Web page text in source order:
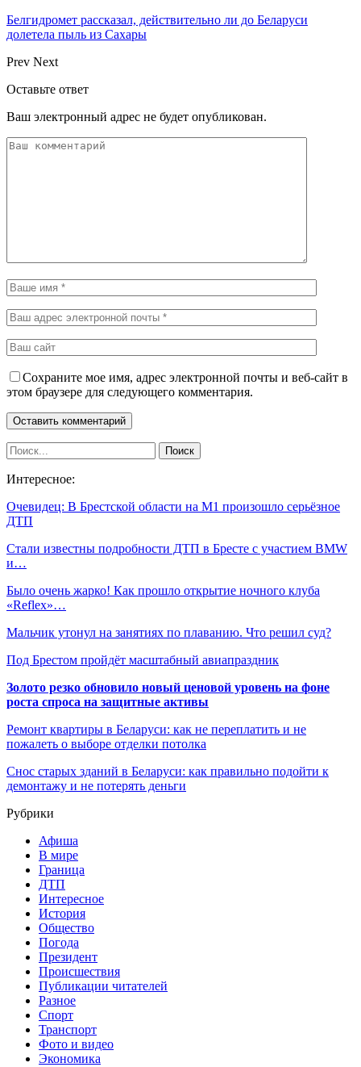
Белгидромет рассказал, действительно ли до Беларуси
долетела пыль из Сахары
Prev Next
Оставьте ответ
Ваш электронный адрес не будет опубликован.
Сохраните мое имя, адрес электронной почты и веб-сайт в
этом браузере для следующего комментария.
Интересное:
Очевидец: В Брестской области на М1 произошло серьёзное
ДТП
Стали известны подробности ДТП в Бресте с участием BMW
и…
Было очень жарко! Как прошло открытие ночного клуба
«Reflex»…
Мальчик утонул на занятиях по плаванию. Что решил суд?
Под Брестом пройдёт масштабный авиапраздник
Золото резко обновило новый ценовой уровень на фоне
роста спроса на защитные активы
Ремонт квартиры в Беларуси: как не переплатить и не
пожалеть о выборе отделки потолка
Снос старых зданий в Беларуси: как правильно подойти к
демонтажу и не потерять деньги
Рубрики
Афиша
В мире
Граница
ДТП
Интересное
История
Общество
Погода
Президент
Происшествия
Публикации читателей
Разное
Спорт
Транспорт
Фото и видео
Экономика